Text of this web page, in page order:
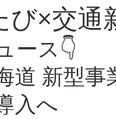
び×交通
ース👇
道 新型
入へ